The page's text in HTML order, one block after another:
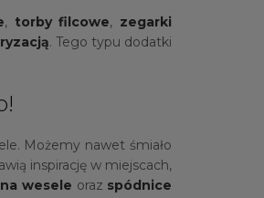
, torby filcowe, zegarki
. Tego typu dodatki
Możemy nawet śmiało
inspirację w miejscach,
wesele oraz spódnice